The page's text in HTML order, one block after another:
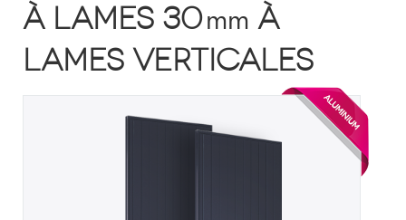
à lames 30mm à
lames verticales